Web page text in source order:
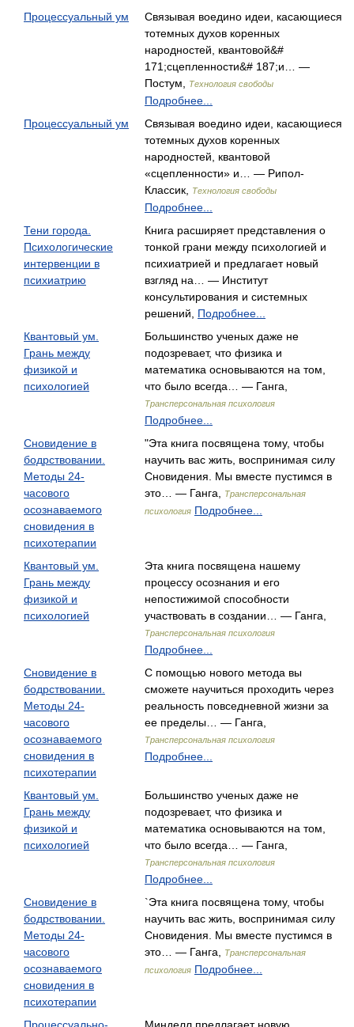
Процессуальный ум
Связывая воедино идеи, касающиеся
тотемных духов коренных
народностей, квантовой&#
171;сцепленности&# 187;и… —
Постум,
Технология свободы
Подробнее...
Процессуальный ум
Связывая воедино идеи, касающиеся
тотемных духов коренных
народностей, квантовой
«сцепленности» и… — Рипол-
Классик,
Технология свободы
Подробнее...
Тени города.
Психологические
интервенции в
психиатрию
Книга расширяет представления о
тонкой грани между психологией и
психиатрией и предлагает новый
взгляд на… — Институт
консультирования и системных
решений, Подробнее...
Квантовый ум.
Грань между
физикой и
психологией
Большинство ученых даже не
подозревает, что физика и
математика основываются на том,
что было всегда… — Ганга,
Трансперсональная психология
Подробнее...
Сновидение в
бодрствовании.
Методы 24-
часового
осознаваемого
сновидения в
психотерапии
"Эта книга посвящена тому, чтобы
научить вас жить, воспринимая силу
Сновидения. Мы вместе пустимся в
это… — Ганга,
Трансперсональная
психология Подробнее...
Квантовый ум.
Грань между
физикой и
психологией
Эта книга посвящена нашему
процессу осознания и его
непостижимой способности
участвовать в создании… — Ганга,
Трансперсональная психология
Подробнее...
Сновидение в
бодрствовании.
Методы 24-
часового
осознаваемого
сновидения в
психотерапии
С помощью нового метода вы
сможете научиться проходить через
реальность повседневной жизни за
ее пределы… — Ганга,
Трансперсональная психология
Подробнее...
Квантовый ум.
Грань между
физикой и
психологией
Большинство ученых даже не
подозревает, что физика и
математика основываются на том,
что было всегда… — Ганга,
Трансперсональная психология
Подробнее...
Сновидение в
бодрствовании.
Методы 24-
часового
осознаваемого
сновидения в
психотерапии
`Эта книга посвящена тому, чтобы
научить вас жить, воспринимая силу
Сновидения. Мы вместе пустимся в
это… — Ганга,
Трансперсональная
психология Подробнее...